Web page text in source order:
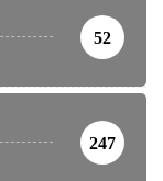
52
247